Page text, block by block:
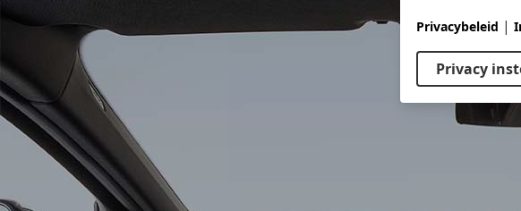
Privacybeleid |
Privacy